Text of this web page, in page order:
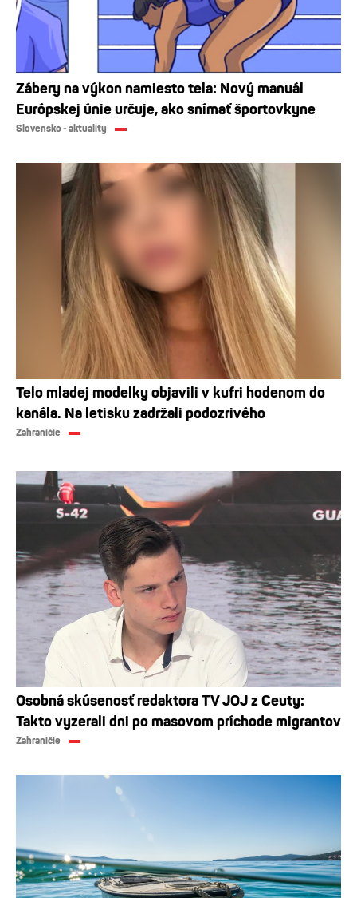
Zábery na výkon namiesto tela: Nový manuál
Európskej únie určuje, ako snímať športovkyne
Slovensko - aktuality
Telo mladej modelky objavili v kufri hodenom do
kanála. Na letisku zadržali podozrivého
Zahraničie
Osobná skúsenosť redaktora TV JOJ z Ceuty:
Takto vyzerali dni po masovom príchode migrantov
Zahraničie